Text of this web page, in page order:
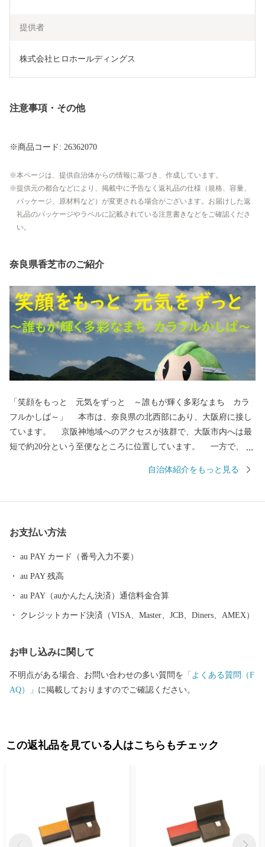
提供者
株式会社ヒロホールディングス
注意事項・その他
※商品コード: 26362070
本ページは、提供自治体からの情報に基づき、作成しています。
提供元の都合などにより、掲載中に予告なく返礼品の仕様（規格、容量、
パッケージ、原材料など）が変更される場合がございます。お届けした返
礼品のパッケージやラベルに記載されている注意書きなどをご確認くださ
い。
奈良県香芝市のご紹介
「笑顔をもっと 元気をずっと ～誰もが輝く多彩なまち カラ
フルかしば～」 本市は、奈良県の北西部にあり、大阪府に接し
ています。 京阪神地域へのアクセスが抜群で、大阪市内へは最
短で約20分という至便なところに位置しています。 一方で、古
と深い歴史が魅力でありながら、地場産業と新たな産業が共存し
ちをめざしています。
自治体紹介をもっと見る
お支払い方法
au PAY カード（番号入力不要）
au PAY 残高
au PAY（auかんたん決済）通信料金合算
クレジットカード決済（VISA、Master、JCB、Diners、AMEX）
お申し込みに関して
不明点がある場合、お問い合わせの多い質問を 「よくある質問（F
AQ）」 に掲載しておりますのでご確認ください。
この返礼品を見ている人はこちらもチェック